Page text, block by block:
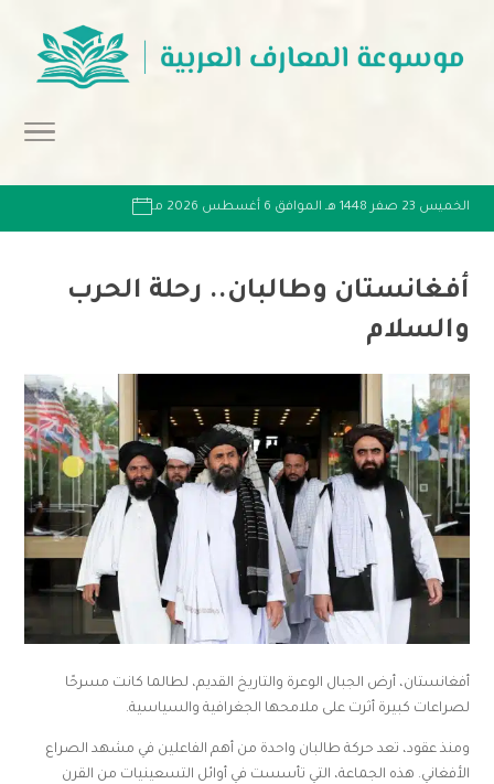
الخميس 23 صفر 1448 هـ الموافق 6 أغسطس 2026 مـ
أفغانستان وطالبان.. رحلة الحرب
والسلام
أفغانستان، أرض الجبال الوعرة والتاريخ القديم، لطالما كانت مسرحًا
لصراعات كبيرة أثرت على ملامحها الجغرافية والسياسية.
ومنذ عقود، تعد حركة طالبان واحدة من أهم الفاعلين في مشهد الصراع
الأفغاني. هذه الجماعة، التي تأسست في أوائل التسعينيات من القرن